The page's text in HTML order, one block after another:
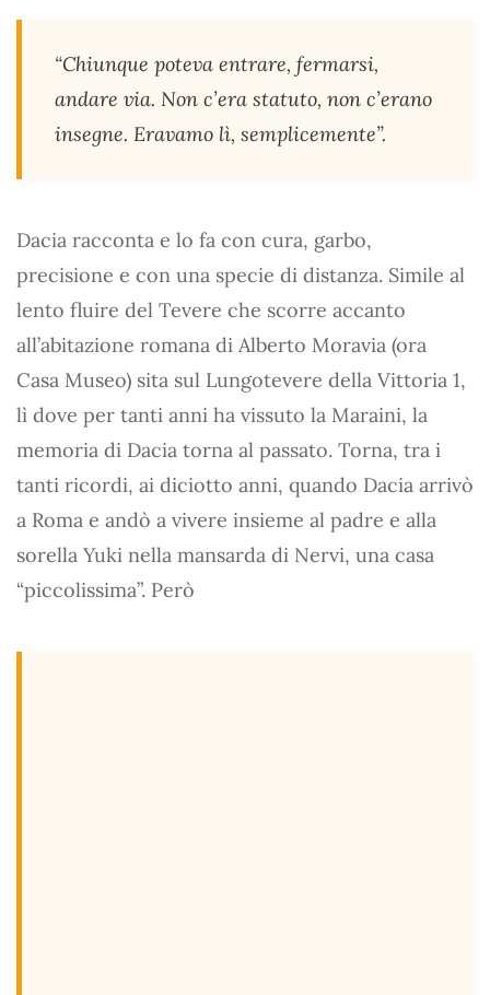
“Chiunque poteva entrare, fermarsi,
andare via. Non c’era statuto, non c’erano
insegne. Eravamo lì, semplicemente”.
Dacia racconta e lo fa con cura, garbo,
precisione e con una specie di distanza. Simile al
lento fluire del Tevere che scorre accanto
all’abitazione romana di Alberto Moravia (ora
Casa Museo) sita sul Lungotevere della Vittoria 1,
lì dove per tanti anni ha vissuto la Maraini, la
memoria di Dacia torna al passato. Torna, tra i
tanti ricordi, ai diciotto anni, quando Dacia arrivò
a Roma e andò a vivere insieme al padre e alla
sorella Yuki nella mansarda di Nervi, una casa
“piccolissima”. Però